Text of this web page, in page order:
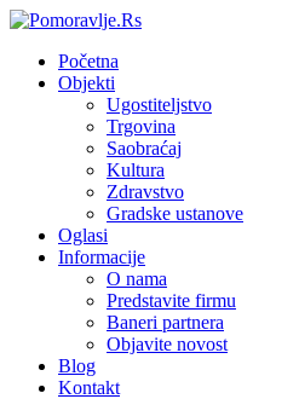
Početna
Objekti
Ugostiteljstvo
Trgovina
Saobraćaj
Kultura
Zdravstvo
Gradske ustanove
Oglasi
Informacije
O nama
Predstavite firmu
Baneri partnera
Objavite novost
Blog
Kontakt